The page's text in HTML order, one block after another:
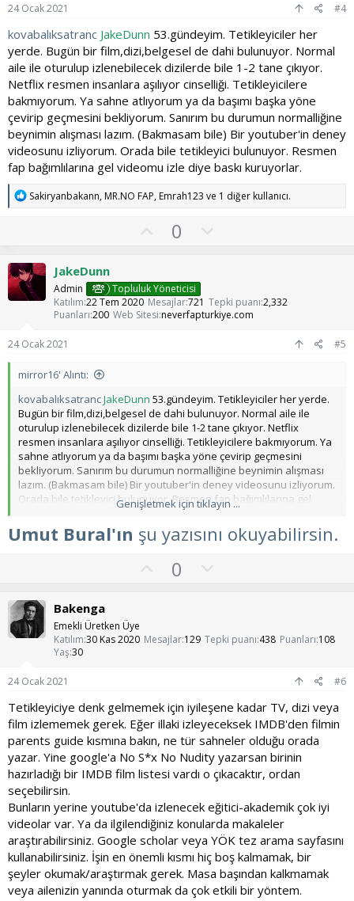
o
y
l
a
24 Ocak 2021 #4
kovabalıksatranc JakeDunn 53.gündeyim. Tetikleyiciler her
yerde. Bugün bir film,dizi,belgesel de dahi bulunuyor. Normal
aile ile oturulup izlenebilecek dizilerde bile 1-2 tane çıkıyor.
Netflix resmen insanlara aşılıyor cinselliği. Tetikleyicilere
bakmıyorum. Ya sahne atlıyorum ya da başımı başka yöne
çevirip geçmesini bekliyorum. Sanırım bu durumun normalliğine
beynimin alışması lazım. (Bakmasam bile) Bir youtuber'in deney
videosunu izliyorum. Orada bile tetikleyici bulunuyor. Resmen
fap bağımlılarına gel videomu izle diye baskı kuruyorlar.
T
e
r
:
Sakiryanbakann,MR.NO FAP,Emrah123 ve 1 diğer kullanıcı.
O
a
0
s
u
l
a
JakeDunn
Admin
Topluluk Yöneticisi
Katılım 22 Tem 2020 Mesajlar721 Tepki puanı 2,332
Puanları 200 Web Sitesi neverfapturkiye.com
24 Ocak 2021 #5
mirror16' Alıntı:
kovabalıksatrancJakeDunn 53.gündeyim. Tetikleyiciler her yerde.
Bugün bir film,dizi,belgesel de dahi bulunuyor. Normal aile ile
oturulup izlenebilecek dizilerde bile 1-2 tane çıkıyor. Netflix
resmen insanlara aşılıyor cinselliği. Tetikleyicilere bakmıyorum. Ya
sahne atlıyorum ya da başımı başka yöne çevirip geçmesini
bekliyorum. Sanırım bu durumun normalliğine beynimin alışması
lazım. (Bakmasam bile) Bir youtuber'in deney videosunu izliyorum.
Orada bile tetikleyici bulunuyor. Resmen fap bağımlılarına gel
videomu izle diye baskı kuruyorlar.
Genişletmek için tıklayın ...
Umut Bural'ın şu yazısını okuyabilirsin.
O0
s
o
y
l
a
Bakenga
Emekli Üretken Üye
Katılım 30 Kas 2020 Mesajlar 129 Tepki puanı 438 Puanları 108
Yaş 30
24 Ocak 2021 #6
Tetikleyiciye denk gelmemek için iyileşene kadar TV, dizi veya
film izlememek gerek. Eğer illaki izleyeceksek IMDB'den filmin
parents guide kısmına bakın, ne tür sahneler olduğu orada
yazar. Yine google'a No S*x No Nudity yazarsan birinin
hazırladığı bir IMDB film listesi vardı o çıkacaktır, ordan
seçebilirsin.
Bunların yerine youtube'da izlenecek eğitici-akademik çok iyi
videolar var. Ya da ilgilendiğiniz konularda makaleler
araştırabilirsiniz. Google scholar veya YÖK tez arama sayfasını
kullanabilirsiniz. İşin en önemli kısmı hiç boş kalmamak, bir
şeyler okumak/araştırmak gerek. Masa başından kalkmamak
veya ailenizin yanında oturmak da çok etkili bir yöntem.